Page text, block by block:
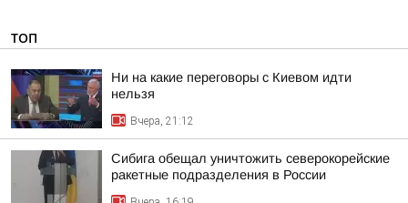
ТОП
Ни на какие переговоры с Киевом идти
нельзя
Вчера, 21:12
Сибига обещал уничтожить северокорейские
ракетные подразделения в России